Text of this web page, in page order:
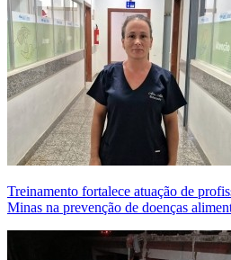
Treinamento fortalece atuação de
Minas na prevenção de doenças